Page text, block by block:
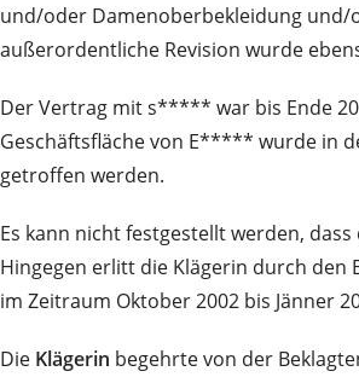
und/oder Damenoberbekleidung und/
außerordentliche Revision wurde
Der Vertrag mit s***** war bis Ende
Geschäftsfläche von E***** wurde in
getroffen werden.
Es kann nicht festgestellt werden,
Hingegen erlitt die Klägerin durch den
im Zeitraum Oktober 2002 bis Jänner
Die Klägerin begehrte von der